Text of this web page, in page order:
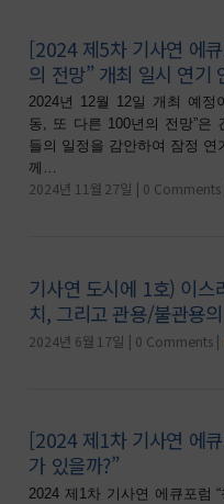
[2024 제5차 기사연 에
의 전망” 개최 일시 연기
2024년 12월 12일 개최 예정
동, 또 다른 100년의 전망”은
들의 일정을 감안하여 잠정
께…
2024년 11월 27일 0 Comments
기사연 도시에 1호) 이스
치, 그리고 관용/불관용
2024년 6월 17일 0 Comments
[2024 제1차 기사연 에
가 있을까?”
2024 제1차 기사연 에큐포럼